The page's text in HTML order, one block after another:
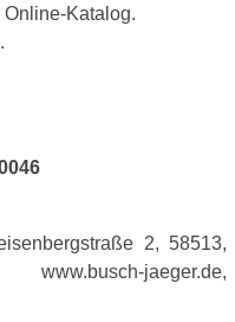
Katalog.
2, 58513,
jaeger.de,